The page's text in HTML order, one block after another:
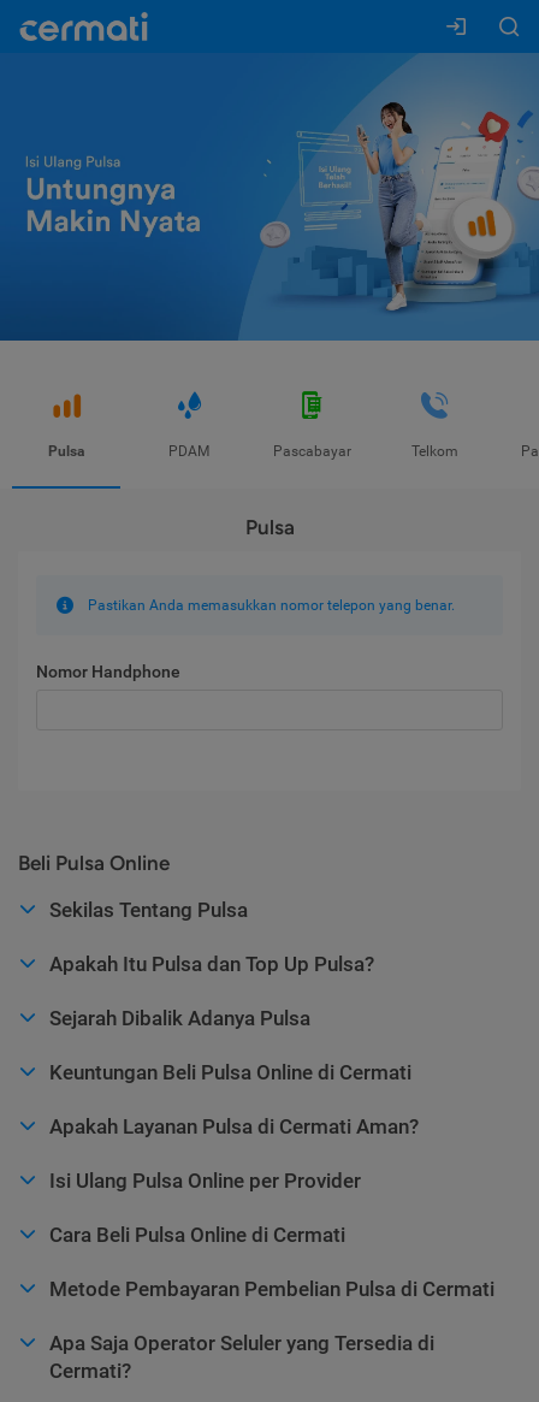
Pulsa PDAM Pascabayar Telkom
Pulsa
Pastikan Anda memasukkan nomor telepon yang benar.
Nomor Handphone
Beli Pulsa Online
Sekilas Tentang Pulsa
Apakah Itu Pulsa dan Top Up Pulsa?
Sejarah Dibalik Adanya Pulsa
Keuntungan Beli Pulsa Online di Cermati
Apakah Layanan Pulsa di Cermati Aman?
Isi Ulang Pulsa Online per Provider
Cara Beli Pulsa Online di Cermati
Metode Pembayaran Pembelian Pulsa di Cermati
Apa Saja Operator Seluler yang Tersedia di
Cermati?